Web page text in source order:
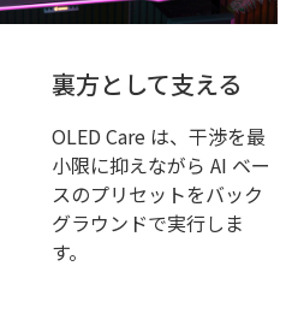
裏方として支える
OLED Care は、干渉を最
小限に抑えながら AI ベー
スのプリセットをバック
グラウンドで実行しま
す。